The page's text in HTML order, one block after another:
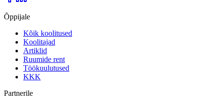
Õppijale
Kõik koolitused
Koolitajad
Artiklid
Ruumide rent
Töökuulutused
KKK
Partnerile